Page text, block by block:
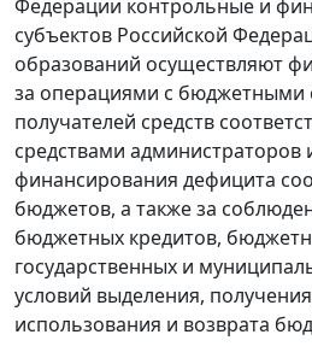
Федерации контрольные и
субъектов Российской
образований осуществляют
за операциями с бюджетными
получателей средств
средствами администраторов
финансирования дефицита
бюджетов, а также за
бюджетных кредитов,
государственных и
условий выделения,
использования и возврата